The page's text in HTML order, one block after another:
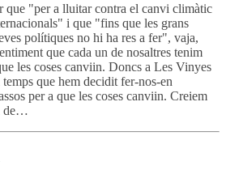
que "per a lluitar contra el canvi climàtic
i que "fins que les grans
polítiques no hi ha res a fer", vaja,
que cada un de nosaltres tenim
les coses canviin. Doncs a Les Vinyes
que hem decidit fer-nos-en
per a que les coses canviin. Creiem
de…